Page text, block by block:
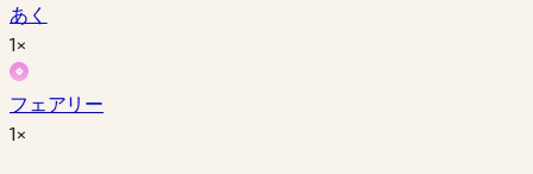
あく
1×
フェアリー
1×